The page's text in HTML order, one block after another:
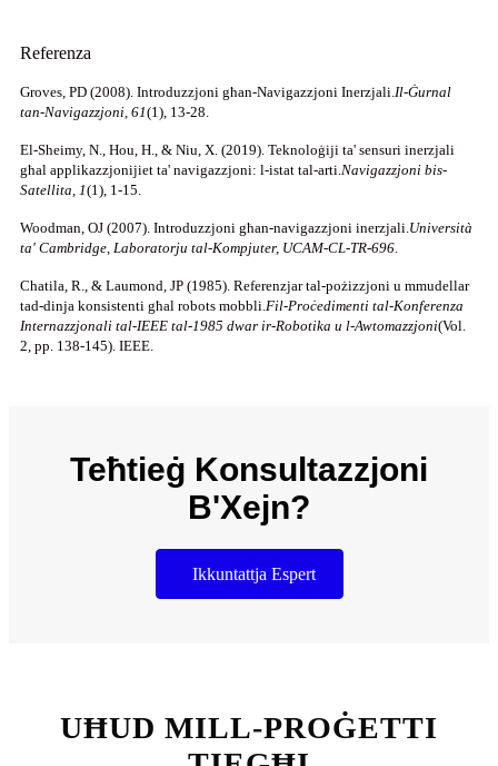
Referenza
Groves, PD (2008). Introduzzjoni għan-Navigazzjoni Inerzjali. Il-Ġurnal
tan-Navigazzjoni, 61(1), 13-28.
El-Sheimy, N., Hou, H., & Niu, X. (2019). Teknoloġiji ta' sensuri inerzjali
għal applikazzjonijiet ta' navigazzjoni: l-istat tal-arti. Navigazzjoni bis-
Satellita, 1(1), 1-15.
Woodman, OJ (2007). Introduzzjoni għan-navigazzjoni inerzjali. Università
ta' Cambridge, Laboratorju tal-Kompjuter, UCAM-CL-TR-696
Chatila, R., & Laumond, JP (1985). Referenzjar tal-pożizzjoni u mmudellar
tad-dinja konsistenti għal robots mobbli. Fil-Proċedimenti tal-Konferenza
Internazzjonali tal-IEEE tal-1985 dwar ir-Robotika u l-Awtomazzjoni(Vol.
2, pp. 138-145). IEEE.
Teħtieġ Konsultazzjoni
B'Xejn?
Ikkuntattja Espert
UĦUD MILL-PROĠETTI